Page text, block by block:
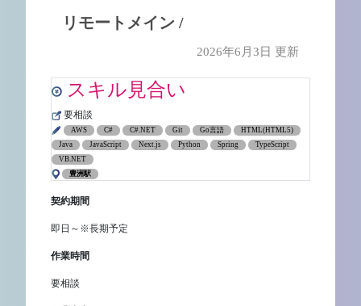
リモートメイン /
2026年6月3日 更新
スキル見合い
要相談
AWS C# C#.NET Git Go言語
HTML(HTML5)
Java
JavaScript Next.js Python Spring
TypeScript
VB.NET
豊洲駅
契約期間
即日～※長期予定
作業時間
要相談